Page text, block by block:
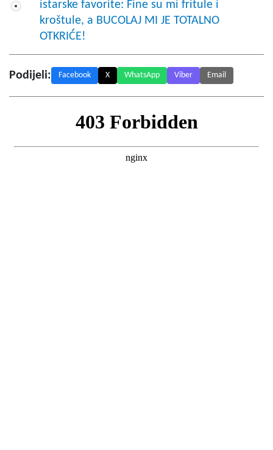
istarske favorite: Fine su mi fritule i
kroštule, a BUCOLAJ MI JE TOTALNO
OTKRIĆE!
Podijeli: Facebook X WhatsApp Viber Email